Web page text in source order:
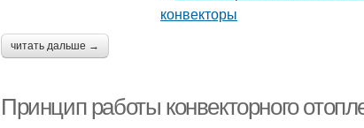
читать дальше →
Принцип работы конвекторного